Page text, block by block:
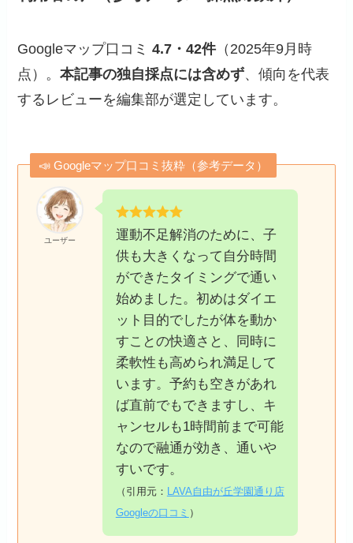
Googleマップ口コミ4.7・42件 （2025年9月時
点）。本記事の独自採点には含めず、傾向を代表
するレビューを編集部が選定しています。
📣 Googleマップ口コミ抜粋（参考データ）
ユーザー
運動不足解消のために、子
供も大きくなって自分時間
ができたタイミングで通い
始めました。初めはダイエ
ット目的でしたが体を動か
すことの快適さと、同時に
柔軟性も高められ満足して
います。予約も空きがあれ
ば直前でもできますし、キ
ャンセルも1時間前まで可能
なので融通が効き、通いや
すいです。
（引用元： LAVA自由が丘学園通り店
Googleの口コミ ）